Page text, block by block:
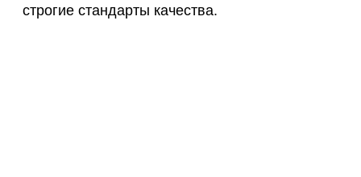
строгие стандарты качества.